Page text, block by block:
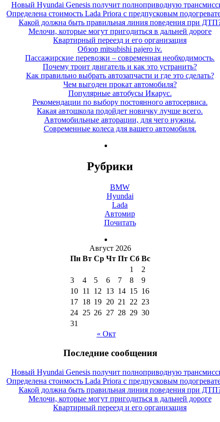
Новый Hyundai Genesis получит полноприводную
Определена стоимость Lada Priora с предпусковым
Какой должна быть правильная линия поведения при
Мелочи, которые могут пригодиться в дальней дороге
Квартирный переезд и его организация
Обзор mitsubishi pajero iv.
Пассажирские перевозки – современная необходимость.
Почему троит двигатель и как это устранить?
Как правильно выбрать автозапчасти и где это сделать?
Чем выгоден прокат автомобиля?
Популярные автобусы Икарус.
Рекомендации по выбору постоянного автосервиса.
Какая автошкола подойдет новичку лучше всего.
Автомобильные авторации, для чего нужны.
Современные колеса для вашего автомобиля.
Рубрики
BMW
Hyundai
Lada
Автомир
Почитать
Август 2026
Пн Вт Ср Чт Пт Сб Вс
1
2
3
4 5 6 7 8
9
10
11 12 13 14 15 16
17
18 19 20 21 22 23
24
25 26 27 28 29 30
31
« Окт
Последние сообщения
Новый Hyundai Genesis получит полноприводную
Определена стоимость Lada Priora с предпусковым
Какой должна быть правильная линия поведения при
Мелочи, которые могут пригодиться в дальней дороге
Квартирный переезд и его организация